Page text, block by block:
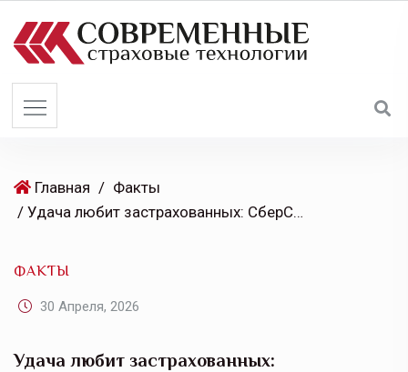
Главная / Факты
/ Удача любит застрахованных: СберСтрахование жизни обеспечила страховой защитой участников СберПрайм Казанского марафона
ФАКТЫ
30 Апреля, 2026
Удача любит застрахованных: